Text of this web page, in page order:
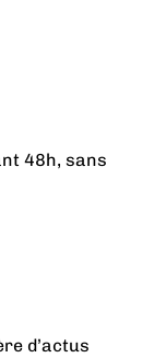
48h, sans
d’actus